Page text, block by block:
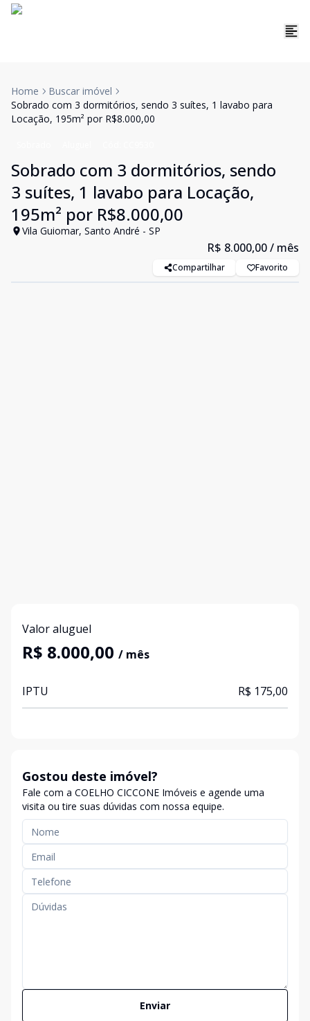
Home
Buscar imóvel
Sobrado com 3 dormitórios, sendo 3 suítes, 1 lavabo para
Locação, 195m² por R$8.000,00
Sobrado com 3 dormitórios, sendo
3 suítes, 1 lavabo para Locação,
195m² por R$8.000,00
Vila Guiomar, Santo André - SP
R$ 8.000,00/ mês
Compartilhar Favorito
Valor aluguel
R$ 8.000,00 / mês
IPTU R$ 175,00
Gostou deste imóvel?
Fale com a COELHO CICCONE Imóveis e agende uma
visita ou tire suas dúvidas com nossa equipe.
Enviar